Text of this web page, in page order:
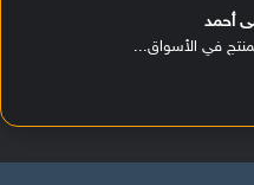
أحمد
في الأسواق...